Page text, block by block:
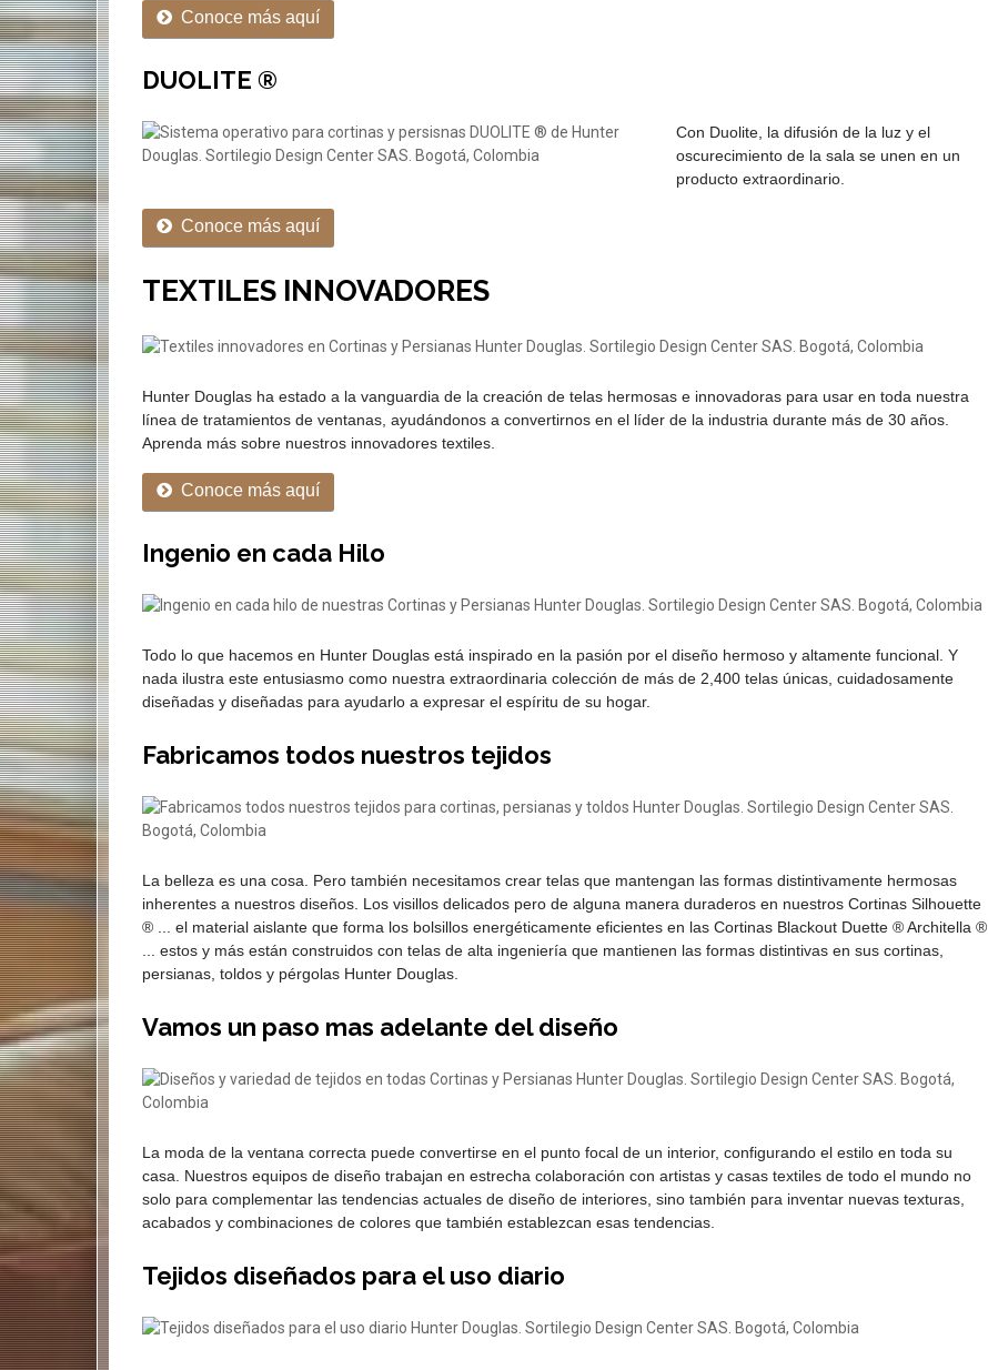
Conoce más aquí
DUOLITE ®
Con Duolite, la difusión de la luz y el
oscurecimiento de la sala se unen en un
producto extraordinario.
Conoce más aquí
TEXTILES INNOVADORES
Hunter Douglas ha estado a la vanguardia de la creación de telas hermosas e innovadoras para usar en toda nuestra
línea de tratamientos de ventanas, ayudándonos a convertirnos en el líder de la industria durante más de 30 años.
Aprenda más sobre nuestros innovadores textiles.
Conoce más aquí
Ingenio en cada Hilo
Todo lo que hacemos en Hunter Douglas está inspirado en la pasión por el diseño hermoso y altamente funcional. Y
nada ilustra este entusiasmo como nuestra extraordinaria colección de más de 2,400 telas únicas, cuidadosamente
diseñadas y diseñadas para ayudarlo a expresar el espíritu de su hogar.
Fabricamos todos nuestros tejidos
La belleza es una cosa. Pero también necesitamos crear telas que mantengan las formas distintivamente hermosas
inherentes a nuestros diseños. Los visillos delicados pero de alguna manera duraderos en nuestros Cortinas Silhouette
® ... el material aislante que forma los bolsillos energéticamente eficientes en las Cortinas Blackout Duette ® Architella ®
... estos y más están construidos con telas de alta ingeniería que mantienen las formas distintivas en sus cortinas,
persianas, toldos y pérgolas Hunter Douglas.
Vamos un paso mas adelante del diseño
La moda de la ventana correcta puede convertirse en el punto focal de un interior, configurando el estilo en toda su
casa. Nuestros equipos de diseño trabajan en estrecha colaboración con artistas y casas textiles de todo el mundo no
solo para complementar las tendencias actuales de diseño de interiores, sino también para inventar nuevas texturas,
acabados y combinaciones de colores que también establezcan esas tendencias.
Tejidos diseñados para el uso diario